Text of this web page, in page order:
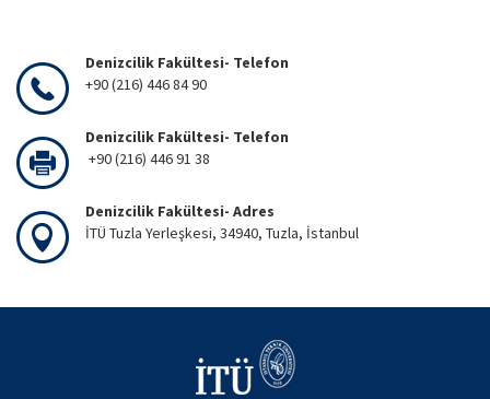
Denizcilik Fakültesi- Telefon
+90 (216) 446 84 90
Denizcilik Fakültesi- Telefon
+90 (216) 446 91 38
Denizcilik Fakültesi- Adres
İTÜ Tuzla Yerleşkesi, 34940, Tuzla, İstanbul